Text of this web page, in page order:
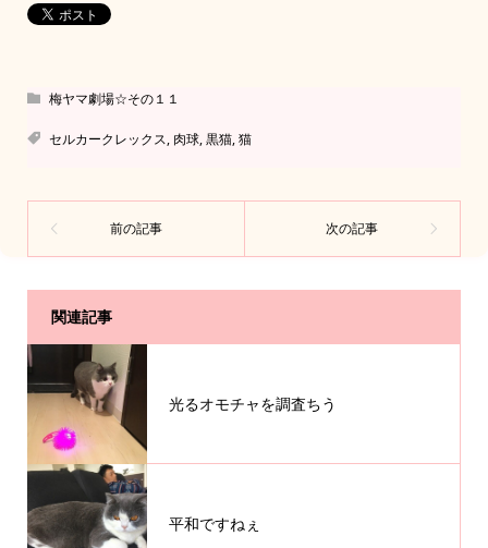
梅ヤマ劇場☆その１１
セルカークレックス, 肉球,黒猫,猫
関連記事
光るオモチャを調査ちう
平和ですねぇ